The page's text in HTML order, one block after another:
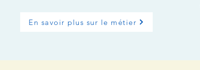
En savoir plus sur le métier